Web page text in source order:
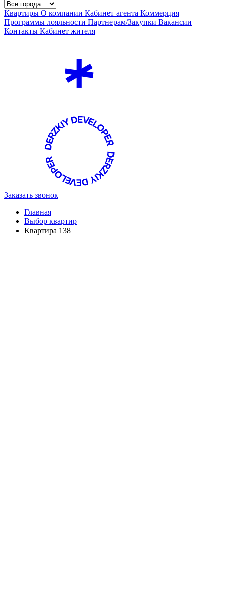
Квартиры О компании Кабинет агента Коммерция
Программы лояльности Партнерам/Закупки Вакансии
Контакты Кабинет жителя
Заказать звонок
Главная
Выбор квартир
Квартира 138